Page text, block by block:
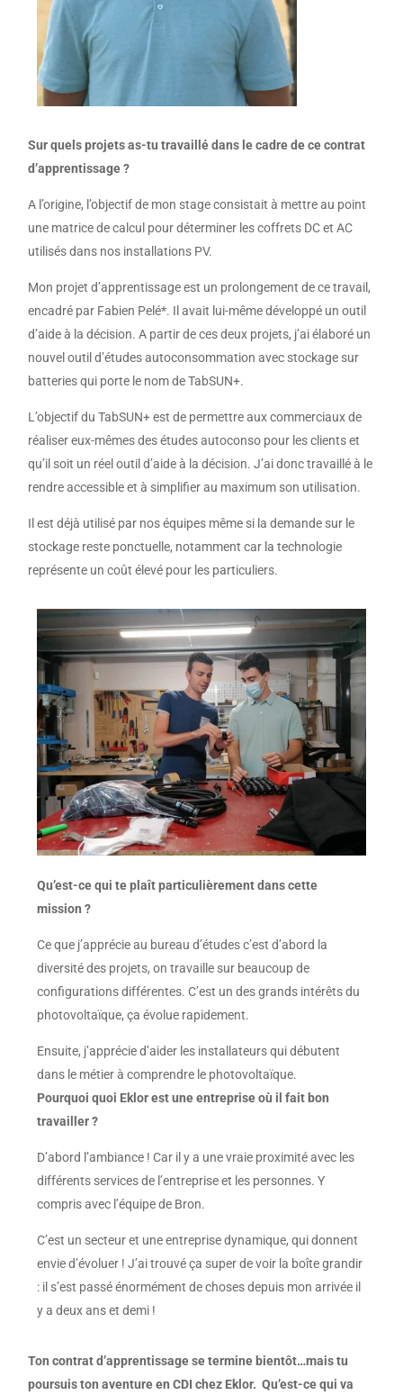
Sur quels projets as-tu travaillé dans le cadre de ce contrat
d’apprentissage ?
A l’origine, l’objectif de mon stage consistait à mettre au point
une matrice de calcul pour déterminer les coffrets DC et AC
utilisés dans nos installations PV.
Mon projet d’apprentissage est un prolongement de ce travail,
encadré par Fabien Pelé*. Il avait lui-même développé un outil
d’aide à la décision. A partir de ces deux projets, j’ai élaboré un
nouvel outil d’études autoconsommation avec stockage sur
batteries qui porte le nom de TabSUN+.
L’objectif du TabSUN+ est de permettre aux commerciaux de
réaliser eux-mêmes des études autoconso pour les clients et
qu’il soit un réel outil d’aide à la décision. J’ai donc travaillé à le
rendre accessible et à simplifier au maximum son utilisation.
Il est déjà utilisé par nos équipes même si la demande sur le
stockage reste ponctuelle, notamment car la technologie
représente un coût élevé pour les particuliers.
Qu’est-ce qui te plaît particulièrement dans cette
mission ?
Ce que j’apprécie au bureau d’études c’est d’abord la
diversité des projets, on travaille sur beaucoup de
configurations différentes. C’est un des grands intérêts du
photovoltaïque, ça évolue rapidement.
Ensuite, j’apprécie d’aider les installateurs qui débutent
dans le métier à comprendre le photovoltaïque.
Pourquoi quoi Eklor est une entreprise où il fait bon
travailler ?
D’abord l’ambiance ! Car il y a une vraie proximité avec les
différents services de l’entreprise et les personnes. Y
compris avec l’équipe de Bron.
C’est un secteur et une entreprise dynamique, qui donnent
envie d’évoluer ! J’ai trouvé ça super de voir la boîte grandir
: il s’est passé énormément de choses depuis mon arrivée il
y a deux ans et demi !
Ton contrat d’apprentissage se termine bientôt…mais tu
poursuis ton aventure en CDI chez Eklor. Qu’est-ce qui va